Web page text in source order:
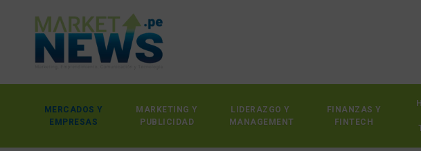
MERCADOS Y
EMPRESAS
MARKETING Y
PUBLICIDAD
LIDERAZGO Y
MANAGEMENT
FINANZAS Y
FINTECH